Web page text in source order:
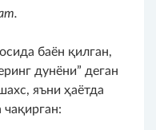
баён қилган,
дунёни” деган
яъни ҳаётда